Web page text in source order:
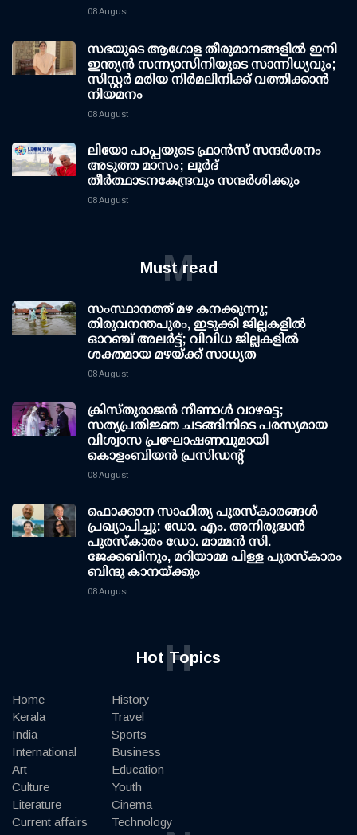
08 August
സഭയുടെ ആഗോള തീരുമാനങ്ങളിൽ ഇനി
ഇന്ത്യൻ സന്ന്യാസിനിയുടെ സാന്നിധ്യവും;
സിസ്റ്റർ മരിയ നിർമലിനിക്ക് വത്തിക്കാൻ
നിയമനം
08 August
ലിയോ പാപ്പയുടെ ഫ്രാൻസ് സന്ദർശനം
അടുത്ത മാസം; ലൂർദ്
തീർത്ഥാടനകേന്ദ്രവും സന്ദർശിക്കും
08 August
Must read
M
സംസ്ഥാനത്ത് മഴ കനക്കുന്നു;
തിരുവനന്തപുരം, ഇടുക്കി ജില്ലകളിൽ
ഓറഞ്ച് അലർട്ട്; വിവിധ ജില്ലകളിൽ
ശക്തമായ മഴയ്ക്ക് സാധ്യത
08 August
ക്രിസ്തുരാജൻ നീണാൾ വാഴട്ടെ;
സത്യപ്രതിജ്ഞ ചടങ്ങിനിടെ പരസ്യമായ
വിശ്വാസ പ്രഘോഷണവുമായി
കൊളംബിയൻ പ്രസിഡന്റ്
08 August
ഫൊക്കാന സാഹിത്യ പുരസ്‌കാരങ്ങള്‍
പ്രഖ്യാപിച്ചു: ഡോ. എം. അനിരുദ്ധന്‍
പുരസ്‌കാരം ഡോ. മാമ്മന്‍ സി.
ജേക്കബിനും, മറിയാമ്മ പിള്ള പുരസ്‌കാരം
ബിന്ദു കാനയ്ക്കും
08 August
Hot Topics
H
Home
Kerala
India
International
Art
Culture
Literature
Current affairs
History
Travel
Sports
Business
Education
Youth
Cinema
Technology